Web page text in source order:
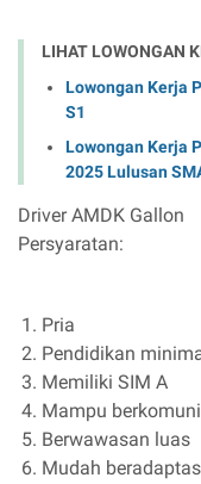
LIHAT LOWONGAN
Lowongan Kerja
S1
Lowongan Kerja
2025 Lulusan
Driver AMDK Gallon
Persyaratan:
Pria
Pendidikan
Memiliki SIM A
Mampu
Berwawasan luas
Mudah